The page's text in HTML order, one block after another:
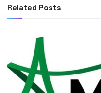
Related Posts